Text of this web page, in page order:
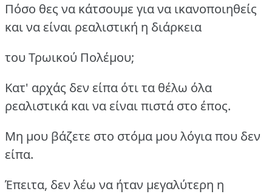
Πόσο θες να κάτσουμε για να ικανοποιηθείς
και να είναι ρεαλιστική η διάρκεια
του Τρωικού Πολέμου;
Κατ' αρχάς δεν είπα ότι τα θέλω όλα
ρεαλιστικά και να είναι πιστά στο έπος.
Μη μου βάζετε στο στόμα μου λόγια που δεν
είπα.
Έπειτα, δεν λέω να ήταν μεγαλύτερη η